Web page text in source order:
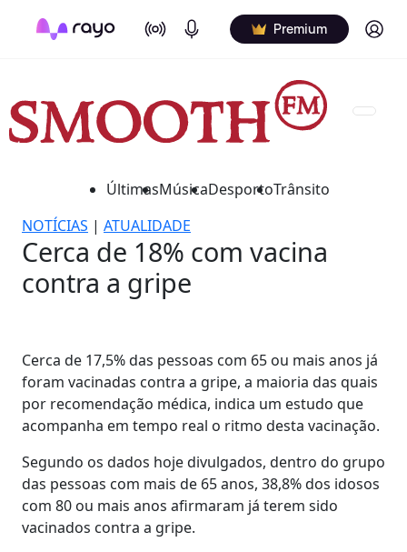
On Air Podcasts Premium Log in
ÚltimasMúsicaDesportoTrânsito
NOTÍCIAS | ATUALIDADE
Cerca de 18% com vacina
contra a gripe
Cerca de 17,5% das pessoas com 65 ou mais anos já
foram vacinadas contra a gripe, a maioria das quais
por recomendação médica, indica um estudo que
acompanha em tempo real o ritmo desta vacinação.
Segundo os dados hoje divulgados, dentro do grupo
das pessoas com mais de 65 anos, 38,8% dos idosos
com 80 ou mais anos afirmaram já terem sido
vacinados contra a gripe.